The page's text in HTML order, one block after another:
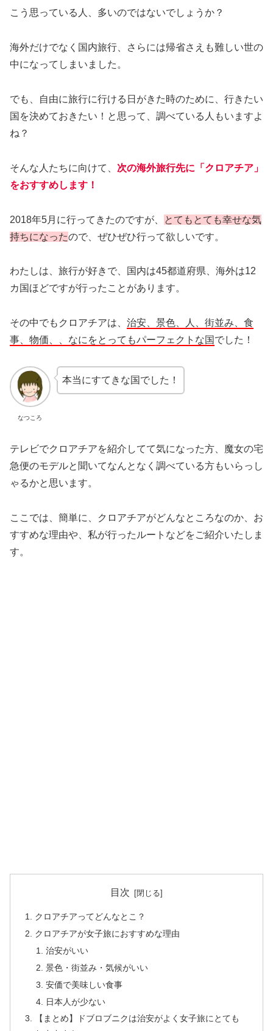
こう思っている人、多いのではないでしょうか？
海外だけでなく国内旅行、さらには帰省さえも難しい世の
中になってしまいました。
でも、自由に旅行に行ける日がきた時のために、行きたい
国を決めておきたい！と思って、調べている人もいますよ
ね？
そんな人たちに向けて、 次の海外旅行先に「クロアチア」
をおすすめします！
2018年5月に行ってきたのですが、
とてもとても幸せな気
持ちになったので、ぜひぜひ行って欲しいです。
わたしは、旅行が好きで、国内は45都道府県、海外は12
カ国ほどですが行ったことがあります。
その中でもクロアチアは、 治安、景色、人、街並み、食
事、物価、、なにをとってもパーフェクトな国 でした！
なつころ
本当にすてきな国でした！
テレビでクロアチアを紹介してて気になった方、魔女の宅
急便のモデルと聞いてなんとなく調べている方もいらっし
ゃるかと思います。
ここでは、簡単に、クロアチアがどんなところなのか、お
すすめな理由や、私が行ったルートなどをご紹介いたしま
す。
目次
クロアチアってどんなとこ？
クロアチアが女子旅におすすめな理由
治安がいい
景色・街並み・気候がいい
安価で美味しい食事
日本人が少ない
【まとめ】ドブロブニクは治安がよく女子旅にとても